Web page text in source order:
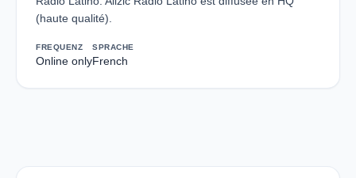
(haute qualité).
FREQUENZ
Online only
SPRACHE
French